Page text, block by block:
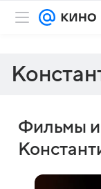
Фильмы